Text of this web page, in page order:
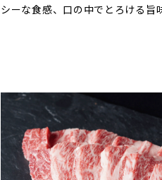
シーな食感、口の中でとろける旨